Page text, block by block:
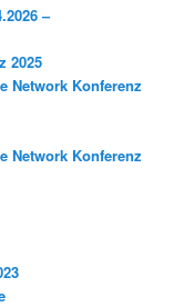
–
2025
Network Konferenz
Network Konferenz